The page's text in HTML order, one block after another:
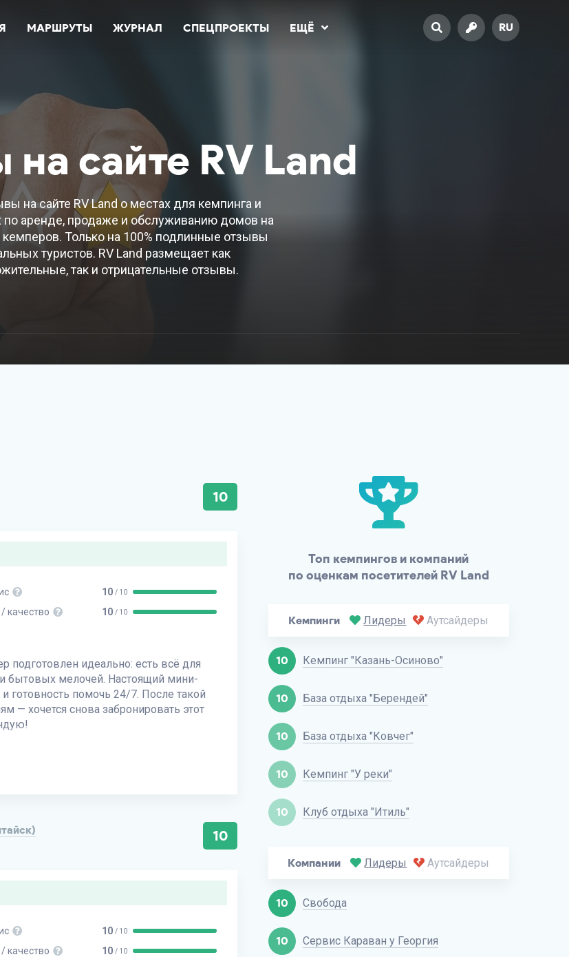
МАРШРУТЫ ЖУРНАЛ СПЕЦПРОЕКТЫ ЕЩЁ RU
сайте RV Land
на сайте RV Land о местах для кемпинга и
по аренде, продаже и обслуживанию домов на
кемперов. Только на 100% подлинные отзывы
туристов. RV Land размещает как
так и отрицательные отзывы.
10
10 / 10
качество 10 / 10
подготовлен идеально: есть всё для
бытовых мелочей. Настоящий мини-
готовность помочь 24/7. После такой
— хочется снова забронировать этот
10
10 / 10
качество 10 / 10
Топ кемпингов и компаний
по оценкам посетителей RV Land
Кемпинги Лидеры Аутсайдеры
10 Кемпинг "Казань-Осиново"
10 База отдыха "Берендей"
10 База отдыха "Ковчег"
10 Кемпинг "У реки"
10 Клуб отдыха "Итиль"
Компании Лидеры Аутсайдеры
10 Свобода
10 Сервис Караван у Георгия